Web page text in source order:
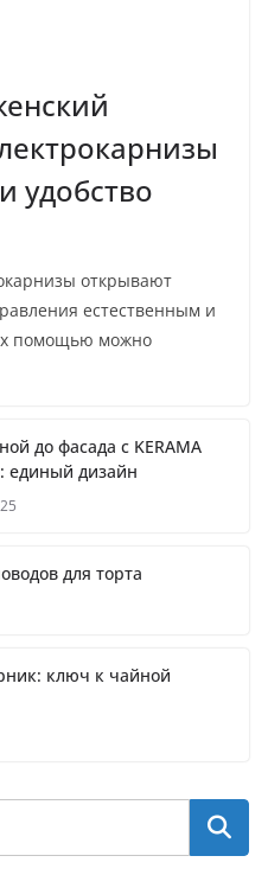
удобство
открывают
естественным и
помощью можно
до фасада с KERAMA
единый дизайн
для торта
ключ к чайной